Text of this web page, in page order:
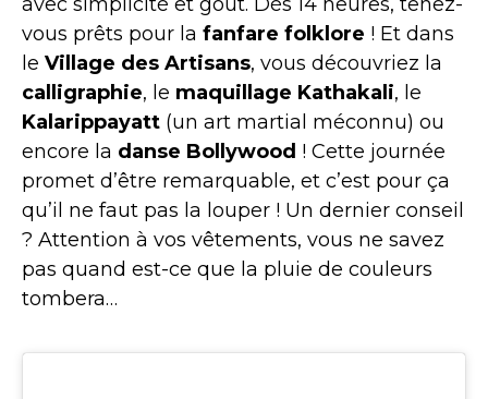
vous prêts pour la fanfare folklore ! Et dans
le Village des Artisans, vous découvriez la
calligraphie, le maquillage Kathakali, le
Kalarippayatt (un art martial méconnu) ou
encore la danse Bollywood ! Cette journée
promet d’être remarquable, et c’est pour ça
qu’il ne faut pas la louper ! Un dernier conseil
? Attention à vos vêtements, vous ne savez
pas quand est-ce que la pluie de couleurs
tombera…